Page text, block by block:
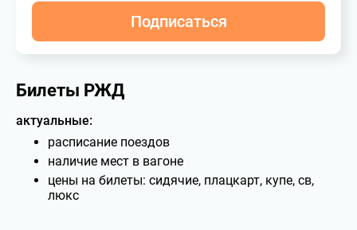
Подписаться
Билеты РЖД
актуальные:
расписание поездов
наличие мест в вагоне
цены на билеты: сидячие, плацкарт, купе, св,
люкс